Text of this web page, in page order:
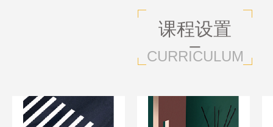
课程设置
CURRICULUM